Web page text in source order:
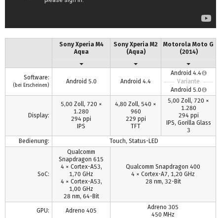
Sony Xperia M4
Aqua
Sony Xperia M2
(Aqua)
Motorola Moto G
(2014)
Software:
(bei Erscheinen)
Android 5.0 Android 4.4
Android 4.4
Variante
Android 5.0
Display:
5,00 Zoll, 720 ×
1.280
294 ppi
IPS
4,80 Zoll, 540 ×
960
229 ppi
TFT
5,00 Zoll, 720 ×
1.280
294 ppi
IPS, Gorilla Glass
3
Bedienung:
Touch, Status-LED
SoC:
Qualcomm
Snapdragon 615
4 × Cortex-A53,
1,70 GHz
4 × Cortex-A53,
1,00 GHz
28 nm, 64-Bit
Qualcomm Snapdragon 400
4 × Cortex-A7, 1,20 GHz
28 nm, 32-Bit
GPU: Adreno 405
Adreno 305
450 MHz